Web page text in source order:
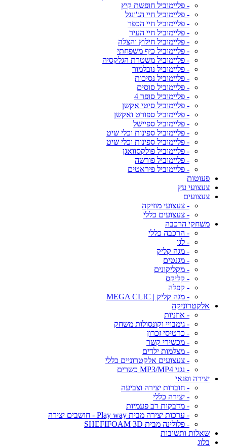
- פליימוביל חופשת קיץ
- פליימוביל חיי הג'ונגל
- פליימוביל חיי הכפר
- פליימוביל חיי העיר
- פליימוביל חילוץ והצלה
- פליימוביל כיף משפחתי
- פליימוביל משטרת הגלקסיה
- פליימוביל נובלמור
- פליימוביל נסיכות
- פליימוביל סוסים
- פליימוביל סופר 4
- פליימוביל סיטי אקשן
- פליימוביל ספורט ואקשן
- פליימוביל ספיישל
- פליימוביל ספינות וכלי שיט
- פליימוביל ספינות וכלי שיט
- פליימוביל פולקסוואגן
- פליימוביל פורשה
- פליימוביל פיראטים
פעוטות
צעצועי עץ
צעצועים
- צעצועי מוזיקה
- צעצועים כללי
משחקי הרכבה
- הרכבה כללי
- לגו
- מגה קליק
- מגנטים
- מקליקונים
- קליקס
- קפלה
- מגה קליק | MEGA CLIC
אלקטרוניקה
- אוזניות
- גימבויי וקונסולות משחק
- כרטיסי זכרון
- מכשירי קשר
- מצלמות ילדים
- צעצועים אלקטרוניים כללי
- נגני MP3/MP4 כשרים
יצירה ופנאי
- חוברות יצירה וצביעה
- יצירה כללי
- מדבקות רב פעמיות
- ערכות יצירה מבית Play way - חושבים יצירה
- פלולינה מבית SHEFIFOAM 3D
שאלות ותשובות
בלוג